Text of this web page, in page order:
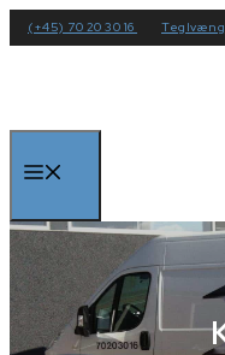
Hop
til
(+45) 70 20 30 16